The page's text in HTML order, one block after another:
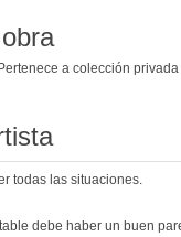
a colección privada
todas las situaciones.
debe haber un buen